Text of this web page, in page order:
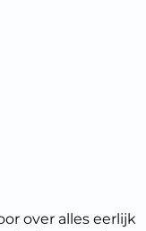
over alles eerlijk